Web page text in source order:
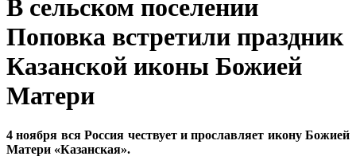
В сельском поселении
Поповка встретили праздник
Казанской иконы Божией
Матери
4 ноября вся Россия чествует и прославляет икону Божией
Матери «Казанская».